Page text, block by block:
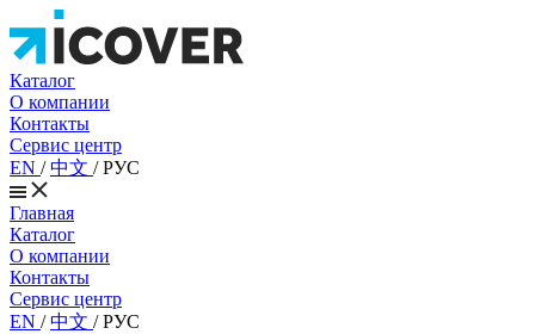
Каталог
О компании
Контакты
Сервис центр
EN /中文 /РУС
Главная
Каталог
О компании
Контакты
Сервис центр
EN /中文 /РУС